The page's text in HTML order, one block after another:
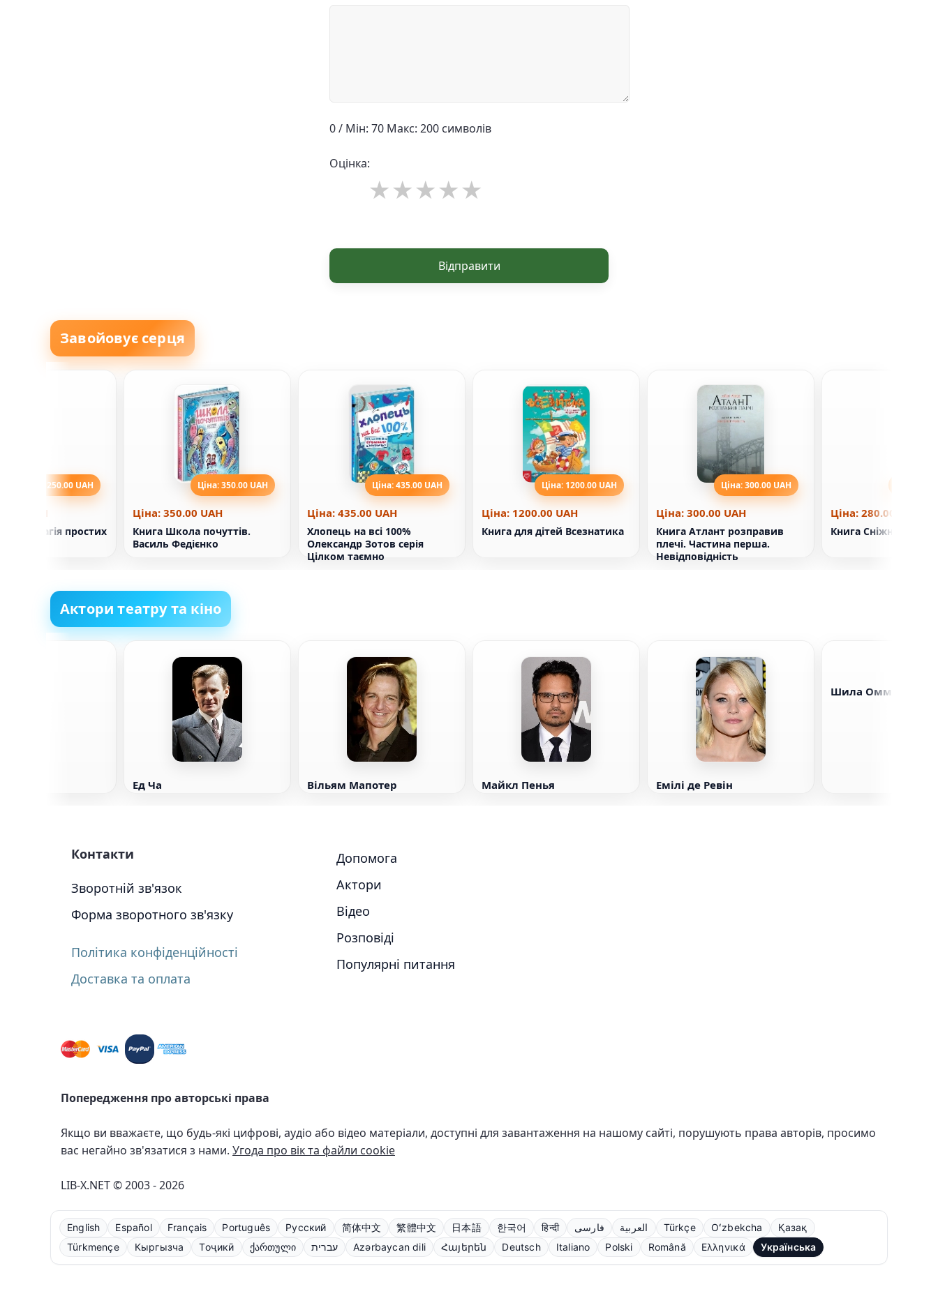
0 / Мін: 70 Макс: 200 символів
Оцінка:
Відправити
Завойовує серця
Ціна: 250.00 UAH
Магія простих
Ціна: 350.00 UAH
Ціна: 350.00 UAH
Книга Школа почуттів.
Василь Федієнко
Ціна: 435.00 UAH
Ціна: 435.00 UAH
Хлопець на всі 100%
Олександр Зотов серія
Цілком таємно
Ціна: 1200.00 UAH
Ціна: 1200.00 UAH
Книга для дітей Всезнатика
Ціна: 300.00 UAH
Ціна: 300.00 UAH
Книга Атлант розправив
плечі. Частина перша.
Невідповідність
Ціна: 280.00 UAH
Книга Сніжний тепл
Актори театру та кіно
Ед Ча Вільям Мапотер Майкл Пенья Емілі де Ревін
Шила Оммі
Контакти
Зворотній зв'язок
Форма зворотного зв'язку
Політика конфіденційності
Доставка та оплата
Допомога
Актори
Відео
Розповіді
Популярні питання
Попередження про авторські права
Якщо ви вважаєте, що будь-які цифрові, аудіо або відео матеріали, доступні для завантаження на нашому сайті, порушують права авторів, просимо
вас негайно зв'язатися з нами. Угода про вік та файли cookie
LIB-X.NET © 2003 - 2026
English Español Français Português Русский 简体中文 繁體中文 日本語 한국어 हिन्दी فارسی العربية Türkçe Oʻzbekcha
Қазақ
Türkmençe
Кыргызча Тоҷикӣ ქართული עברית Azərbaycan dili Հայերեն Deutsch Italiano Polski Română Ελληνικά Українська